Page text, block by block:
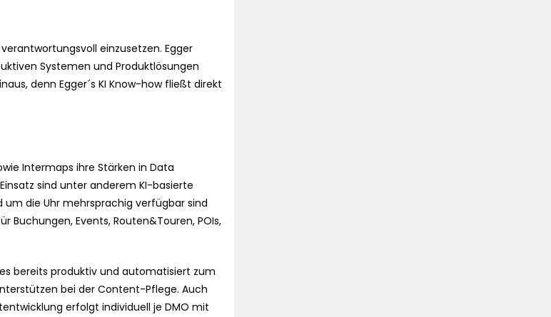
einzusetzen. Egger
Systemen und Produktlösungen
denn Egger´s KI Know-how fließt direkt
Intermaps ihre Stärken in Data
sind unter anderem KI-basierte
die Uhr mehrsprachig verfügbar sind
Events, Routen&Touren, POIs,
bereits produktiv und automatisiert zum
bei der Content-Pflege. Auch
erfolgt individuell je DMO mit